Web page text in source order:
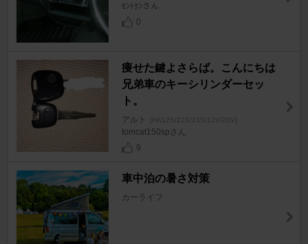
ｾﾝﾄｸﾝさん
0
痩せた鍵よさらば。こんにちは
兄弟車のキーシリンダーセッ
ト。
アルト [HA12S/22S/23S/12V/23V]
tomcat150spさん
9
車中泊の暑さ対策
カーライフ